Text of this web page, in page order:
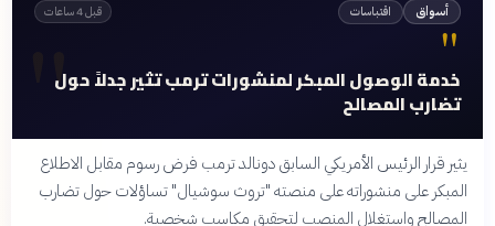
" أسواق اقتباسات قبل 4 ساعات
"
خدمة الوصول المبكر لمنشورات ترمب تثير جدلاً حول
تضارب المصالح
يثير قرار الرئيس الأمريكي السابق دونالد ترمب فرض رسوم مقابل الاطلاع
المبكر على منشوراته على منصته "تروث سوشيال" تساؤلات حول تضارب
المصالح واستغلال المنصب لتحقيق مكاسب شخصية.